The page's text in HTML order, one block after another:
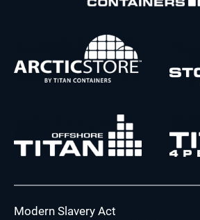
Modern Slavery Act